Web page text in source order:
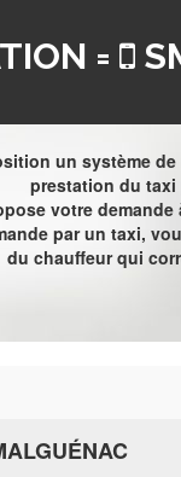
=
un système
prestation du
votre
par un taxi,
du chauffeur qui